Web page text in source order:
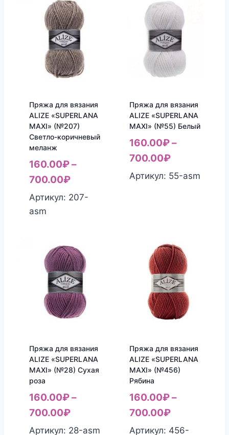
Пряжа для вязания
ALIZE «SUPERLANA
MAXI» (№207)
Светло-коричневый
меланж
160.00₽–
700.00₽
Артикул: 207-
asm
Пряжа для вязания
ALIZE «SUPERLANA
MAXI» (№55) Белый
160.00₽–
700.00₽
Артикул: 55-asm
Пряжа для вязания
ALIZE «SUPERLANA
MAXI» (№28) Сухая
роза
160.00₽–
700.00₽
Артикул: 28-asm
Пряжа для вязания
ALIZE «SUPERLANA
MAXI» (№456)
Рябина
160.00₽–
700.00₽
Артикул: 456-